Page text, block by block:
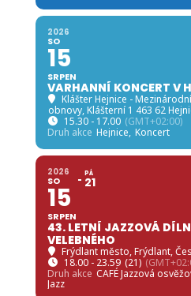
2026
SO
15
SRPEN
VARHANNÍ KONCERT V
Klášter Hejnice -
obnovy, Klášterní 1 463 62
15.30 - 17.00 (GMT+02:00)
Druh akce Hejnice, Koncert
2026
SO
15
SRPEN
PÁ
21
43. LETNÍ JAZZOVÁ
VELEBNÉHO
Frýdlant město, Frýdlant,
18.00 - 23.59 (21)
Druh akce CAFÉ Jazzová
Jazz